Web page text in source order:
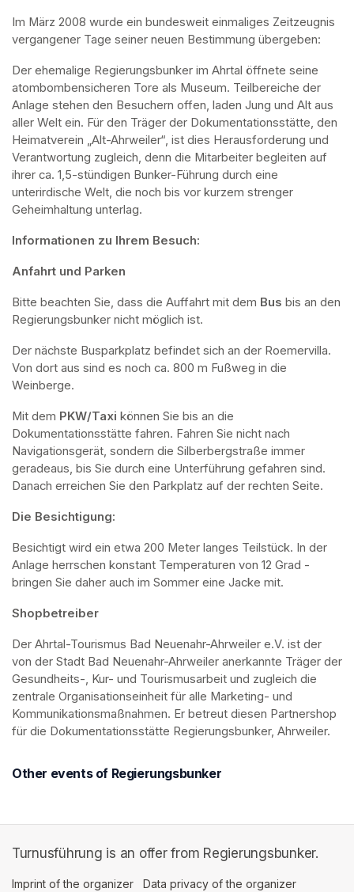
Im März 2008 wurde ein bundesweit einmaliges Zeitzeugnis
vergangener Tage seiner neuen Bestimmung übergeben:
Der ehemalige Regierungsbunker im Ahrtal öffnete seine
atombombensicheren Tore als Museum. Teilbereiche der
Anlage stehen den Besuchern offen, laden Jung und Alt aus
aller Welt ein. Für den Träger der Dokumentationsstätte, den
Heimatverein „Alt-Ahrweiler“, ist dies Herausforderung und
Verantwortung zugleich, denn die Mitarbeiter begleiten auf
ihrer ca. 1,5-stündigen Bunker-Führung durch eine
unterirdische Welt, die noch bis vor kurzem strenger
Geheimhaltung unterlag.
Informationen zu Ihrem Besuch:
Anfahrt und Parken
Bitte beachten Sie, dass die Auffahrt mit dem Bus bis an den
Regierungsbunker nicht möglich ist.
Der nächste Busparkplatz befindet sich an der Roemervilla.
Von dort aus sind es noch ca. 800 m Fußweg in die
Weinberge.
Mit dem PKW/Taxi können Sie bis an die
Dokumentationsstätte fahren. Fahren Sie nicht nach
Navigationsgerät, sondern die Silberbergstraße immer
geradeaus, bis Sie durch eine Unterführung gefahren sind.
Danach erreichen Sie den Parkplatz auf der rechten Seite.
Die Besichtigung:
Besichtigt wird ein etwa 200 Meter langes Teilstück. In der
Anlage herrschen konstant Temperaturen von 12 Grad -
bringen Sie daher auch im Sommer eine Jacke mit.
Shopbetreiber
Der Ahrtal-Tourismus Bad Neuenahr-Ahrweiler e.V. ist der
von der Stadt Bad Neuenahr-Ahrweiler anerkannte Träger der
Gesundheits-, Kur- und Tourismusarbeit und zugleich die
zentrale Organisationseinheit für alle Marketing- und
Kommunikationsmaßnahmen. Er betreut diesen Partnershop
für die Dokumentationsstätte Regierungsbunker, Ahrweiler.
Other events of Regierungsbunker
Turnusführung is an offer from Regierungsbunker.
Imprint of the organizer (opens in a new tab)
Data privacy of the organizer